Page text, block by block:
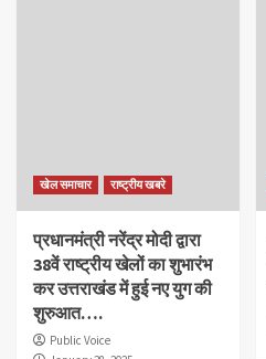
खेल समाचार राष्ट्रीय खबरे
प्रधानमंत्री नरेंद्र मोदी द्वारा
38वें राष्ट्रीय खेलों का शुभारंभ
कर उत्तराखंड में हुई नए युग की
शुरुआत….
Public Voice